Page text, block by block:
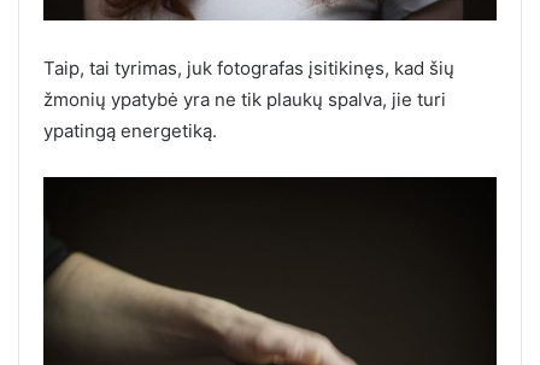
Taip, tai tyrimas, juk fotografas įsitikinęs, kad šių
žmonių ypatybė yra ne tik plaukų spalva, jie turi
ypatingą energetiką.